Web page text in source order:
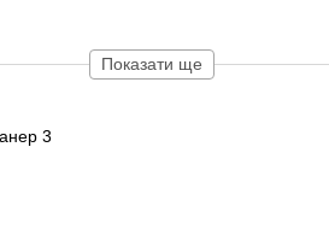
Показати ще